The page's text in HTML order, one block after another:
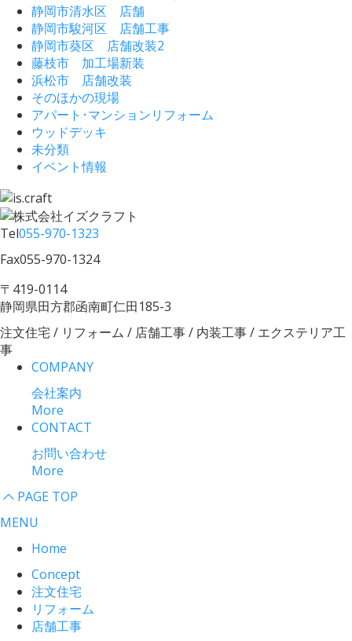
静岡市清水区 店舗
静岡市駿河区 店舗工事
静岡市葵区 店舗改装2
藤枝市 加工場新装
浜松市 店舗改装
そのほかの現場
アパート･マンションリフォーム
ウッドデッキ
未分類
イベント情報
Tel055-970-1323
Fax055-970-1324
〒419-0114
静岡県田方郡函南町仁田185-3
注文住宅 / リフォーム / 店舗工事 / 内装工事 / エクステリア工
事
COMPANY
会社案内
More
CONTACT
お問い合わせ
More
PAGE TOP
MENU
Home
Concept
注文住宅
リフォーム
店舗工事